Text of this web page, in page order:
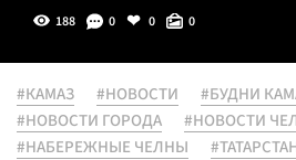
188 0 0 0
#КАМАЗ #НОВОСТИ
#БУДНИ
#НОВОСТИ ГОРОДА
#НОВОСТИ
#НАБЕРЕЖНЫЕ ЧЕЛНЫ